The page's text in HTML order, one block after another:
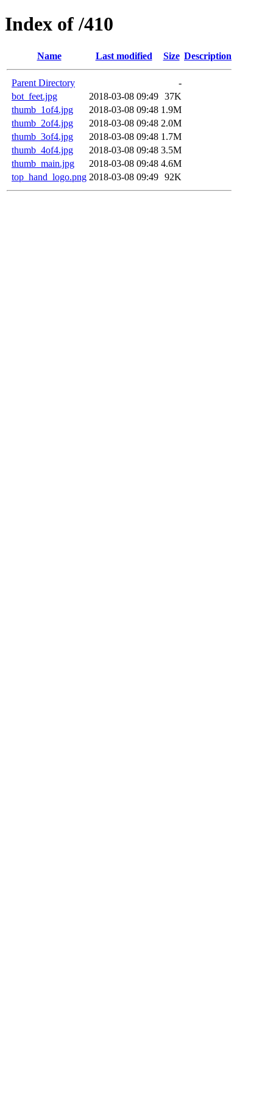
Index of /410
Name Last modified Size Description
Parent Directory
-
bot_feet.jpg
2018-03-08 09:49 37K
thumb_1of4.jpg
2018-03-08 09:48 1.9M
thumb_2of4.jpg
2018-03-08 09:48 2.0M
thumb_3of4.jpg
2018-03-08 09:48 1.7M
thumb_4of4.jpg
2018-03-08 09:48 3.5M
thumb_main.jpg
2018-03-08 09:48 4.6M
top_hand_logo.png 2018-03-08 09:49 92K